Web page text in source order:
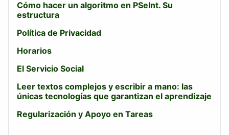
Cómo hacer un algoritmo en PSeInt. Su
estructura
Política de Privacidad
Horarios
El Servicio Social
Leer textos complejos y escribir a mano: las
únicas tecnologías que garantizan el aprendizaje
Regularización y Apoyo en Tareas